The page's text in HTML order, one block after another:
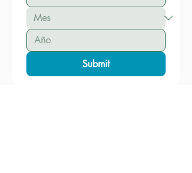
Submit